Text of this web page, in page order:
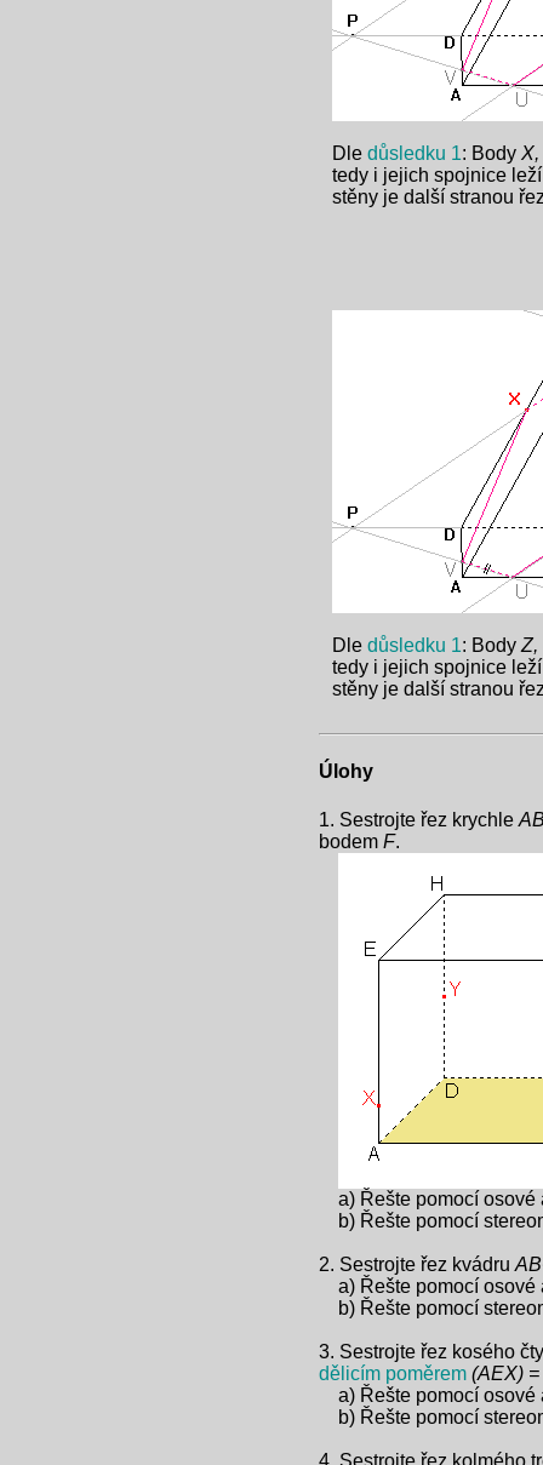
Dle důsledku 1: Body X,
tedy i jejich spojnice
stěny je další stranou
Dle důsledku 1: Body Z,
tedy i jejich spojnice
stěny je další stranou
Úlohy
1. Sestrojte řez krychle
bodem F.
a) Řešte pomocí osové
b) Řešte pomocí
2. Sestrojte řez kvádru
a) Řešte pomocí osové
b) Řešte pomocí
3. Sestrojte řez kosého
dělicím poměrem (AEX) =
a) Řešte pomocí osové
b) Řešte pomocí
4. Sestrojte řez kolmého